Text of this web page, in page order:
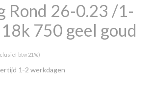
Rond 26-0.23 /1-
750 geel goud
btw 21%)
1-2 werkdagen